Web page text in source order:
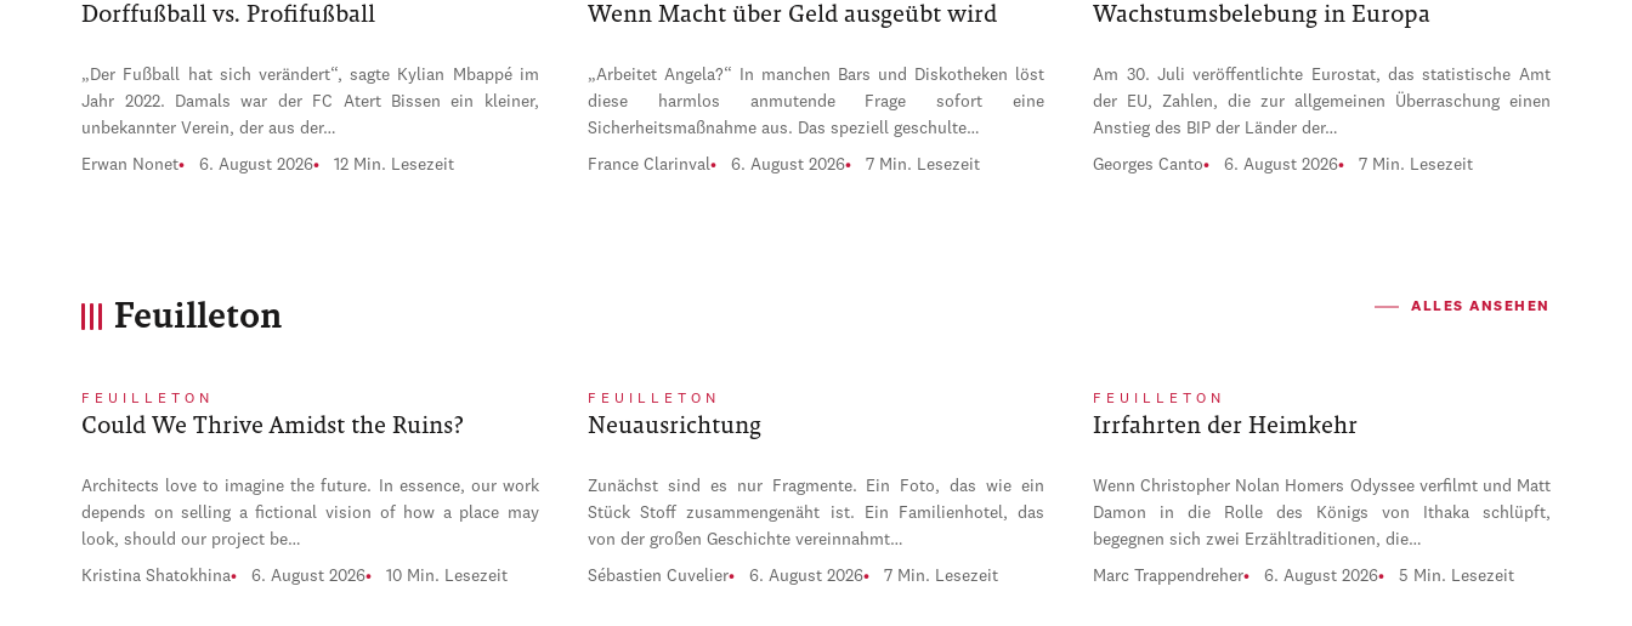
Dorffußball vs. Profifußball
„Der Fußball hat sich verändert“, sagte Kylian Mbappé im
Jahr 2022. Damals war der FC Atert Bissen ein kleiner,
unbekannter Verein, der aus der…
Erwan Nonet 6. August 2026 12 Min. Lesezeit
Wenn Macht über Geld ausgeübt wird
„Arbeitet Angela?“ In manchen Bars und Diskotheken löst
diese harmlos anmutende Frage sofort eine
Sicherheitsmaßnahme aus. Das speziell geschulte…
France Clarinval 6. August 2026 7 Min. Lesezeit
Wachstumsbelebung in Europa
Am 30. Juli veröffentlichte Eurostat, das statistische Amt
der EU, Zahlen, die zur allgemeinen Überraschung einen
Anstieg des BIP der Länder der…
Georges Canto 6. August 2026 7 Min. Lesezeit
Feuilleton ALLES ANSEHEN
FEUILLETON
Could We Thrive Amidst the Ruins?
Architects love to imagine the future. In essence, our work
depends on selling a fictional vision of how a place may
look, should our project be…
Kristina Shatokhina 6. August 2026 10 Min. Lesezeit
FEUILLETON
Neuausrichtung
Zunächst sind es nur Fragmente. Ein Foto, das wie ein
Stück Stoff zusammengenäht ist. Ein Familienhotel, das
von der großen Geschichte vereinnahmt…
Sébastien Cuvelier 6. August 2026 7 Min. Lesezeit
FEUILLETON
Irrfahrten der Heimkehr
Wenn Christopher Nolan Homers Odyssee verfilmt und Matt
Damon in die Rolle des Königs von Ithaka schlüpft,
begegnen sich zwei Erzähltraditionen, die…
Marc Trappendreher 6. August 2026 5 Min. Lesezeit